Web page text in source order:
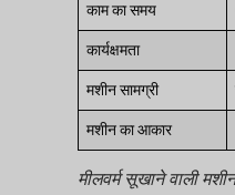
काम का समय
कार्यक्षमता
मशीन सामग्री
मशीन का आकार
मीलवर्म सूखाने वाली